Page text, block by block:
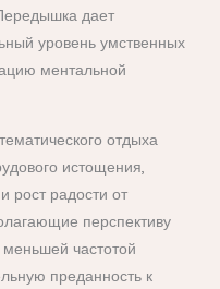
дает
уровень умственных
ментальной
отдыха
истощения,
рост радости от
перспективу
частотой
преданность к